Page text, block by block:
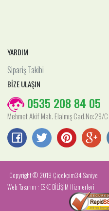
YARDIM
Sipariş Takibi
BİZE ULAŞIN
0535 208 84 05
Mehmet Akif Mah. Elalmış
Copyright © 2019 Çiçekçim34 Saniye
Web Tasarım : ESKE BİLİŞİM Hizmerleri